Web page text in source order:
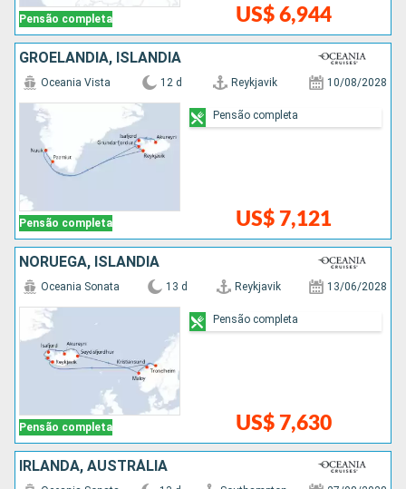
Pensão completa US$ 6,944
GROELÂNDIA, ISLÂNDIA
Pensão completa
Oceania Vista 12 d Reykjavik 10/08/2028
US$ 7,121
Pensão completa
NORUEGA, ISLÂNDIA
Pensão completa
Oceania Sonata 13 d Reykjavik 13/06/2028
US$ 7,630
Pensão completa
IRLANDA, AUSTRÁLIA